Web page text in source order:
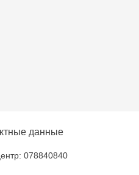
данные
078840840